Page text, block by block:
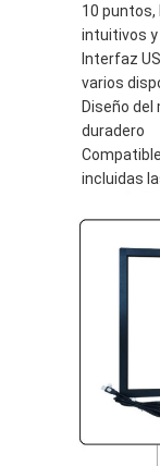
proyector
Quiosco de
señalización
Monitor de
10
intuitivos
Interfaz
varios
Diseño
duradero
incluidas